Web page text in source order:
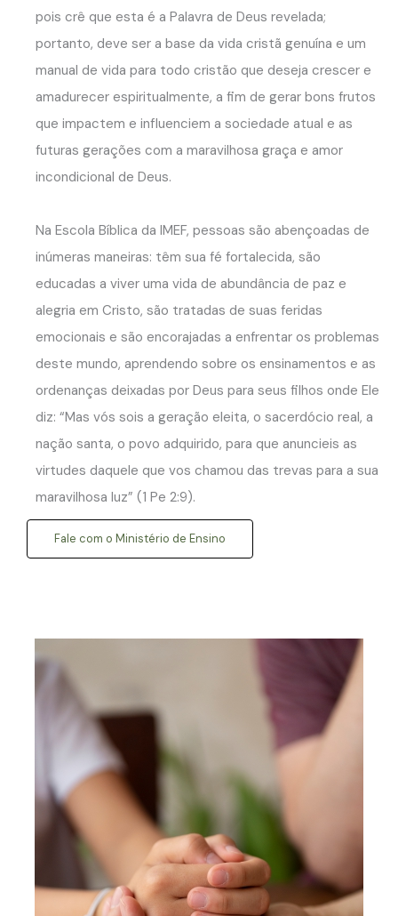
pois crê que esta é a Palavra de Deus revelada;
portanto, deve ser a base da vida cristã genuína e um
manual de vida para todo cristão que deseja crescer e
amadurecer espiritualmente, a fim de gerar bons frutos
que impactem e influenciem a sociedade atual e as
futuras gerações com a maravilhosa graça e amor
incondicional de Deus.
Na Escola Bíblica da IMEF, pessoas são abençoadas de
inúmeras maneiras: têm sua fé fortalecida, são
educadas a viver uma vida de abundância de paz e
alegria em Cristo, são tratadas de suas feridas
emocionais e são encorajadas a enfrentar os problemas
deste mundo, aprendendo sobre os ensinamentos e as
ordenanças deixadas por Deus para seus filhos onde Ele
diz: “Mas vós sois a geração eleita, o sacerdócio real, a
nação santa, o povo adquirido, para que anuncieis as
virtudes daquele que vos chamou das trevas para a sua
maravilhosa luz” (1 Pe 2:9).
Fale com o Ministério de Ensino